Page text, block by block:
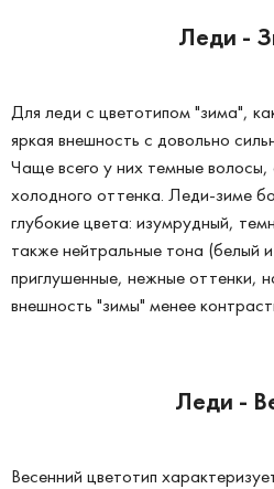
Леди -
Для леди с цветотипом "зима",
яркая внешность с довольно
Чаще всего у них темные волосы,
холодного оттенка. Леди-зиме
глубокие цвета: изумрудный,
также нейтральные тона (белый
приглушенные, нежные оттенки,
внешность "зимы" менее
Леди -
Весенний цветотип